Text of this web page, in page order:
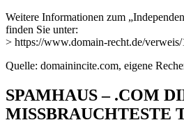
Weitere Informationen zum
finden Sie unter:
> https://www.domain-recht.de/
Quelle: domainincite.com, eigene
SPAMHAUS – .COM
MISSBRAUCHTESTE